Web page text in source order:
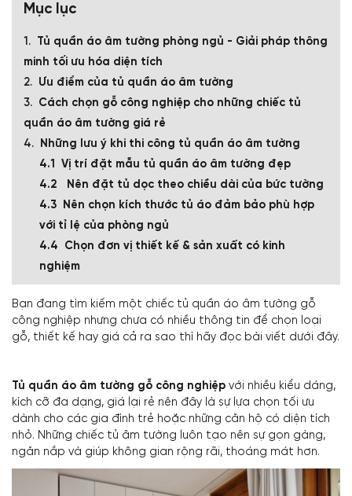
Mục lục
Tủ quần áo âm tường phòng ngủ - Giải pháp thông
minh tối ưu hóa diện tích
Ưu điểm của tủ quần áo âm tường
Cách chọn gỗ công nghiệp cho những chiếc tủ
quần áo âm tường giá rẻ
Những lưu ý khi thi công tủ quần áo âm tường
Vị trí đặt mẫu tủ quần áo âm tường đẹp
Nên đặt tủ dọc theo chiều dài của bức tường
Nên chọn kích thước tủ áo đảm bảo phù hợp
với tỉ lệ của phòng ngủ
Chọn đơn vị thiết kế & sản xuất có kinh
nghiệm
Bạn đang tìm kiếm một chiếc tủ quần áo âm tường gỗ
công nghiệp nhưng chưa có nhiều thông tin để chọn loại
gỗ, thiết kế hay giá cả ra sao thì hãy đọc bài viết dưới đây.
Tủ quần áo âm tường gỗ công nghiệp với nhiều kiểu dáng,
kích cỡ đa dạng, giá lại rẻ nên đây là sự lựa chọn tối ưu
dành cho các gia đình trẻ hoặc những căn hộ có diện tích
nhỏ. Những chiếc tủ âm tường luôn tạo nên sự gọn gàng,
ngăn nắp và giúp không gian rộng rãi, thoáng mát hơn.